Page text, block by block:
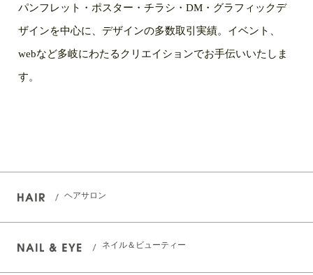
パンフレット・ポスター・チラシ・DM・グラフィックデ
ザインを中心に、デザインの多数取引実績。イベント、
webなど多岐にわたるクリエイションでお手伝いいたしま
す。
ヘアサロン
ネイル＆ビューティー